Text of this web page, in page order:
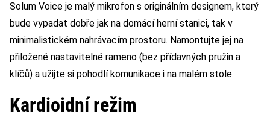
Solum Voice je malý mikrofon s originálním designem, který
bude vypadat dobře jak na domácí herní stanici, tak v
minimalistickém nahrávacím prostoru. Namontujte jej na
přiložené nastavitelné rameno (bez přídavných pružin a
klíčů) a užijte si pohodlí komunikace i na malém stole.
Kardioidní režim